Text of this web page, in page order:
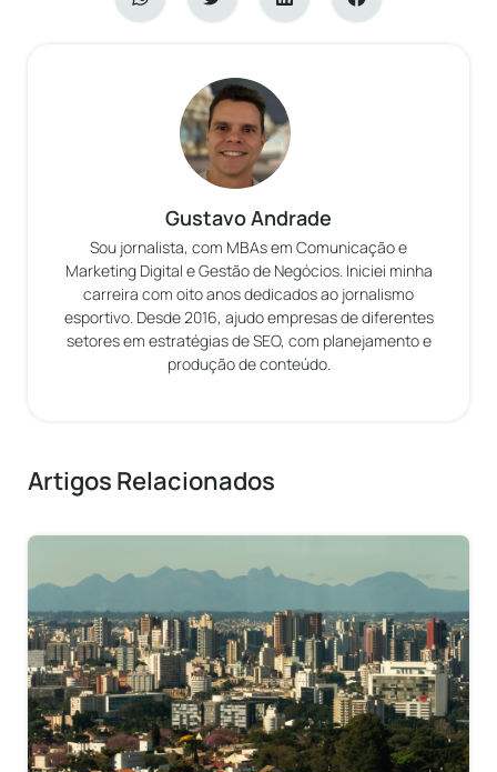
Gustavo Andrade
Sou jornalista, com MBAs em Comunicação e
Marketing Digital e Gestão de Negócios. Iniciei minha
carreira com oito anos dedicados ao jornalismo
esportivo. Desde 2016, ajudo empresas de diferentes
setores em estratégias de SEO, com planejamento e
produção de conteúdo.
Artigos Relacionados